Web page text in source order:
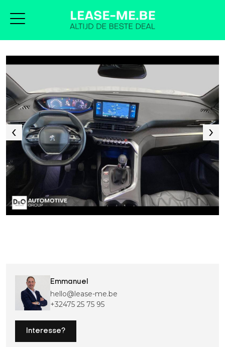
Emmanuel
hello@lease-me.be
+32475 25 75 95
Interesse?